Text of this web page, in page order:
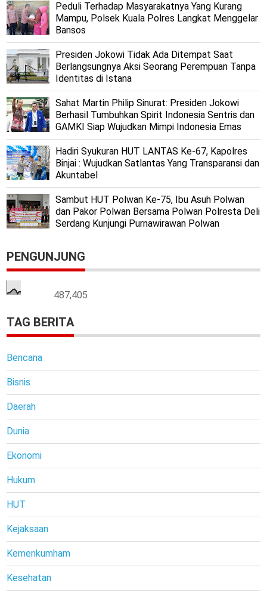
Peduli Terhadap Masyarakatnya Yang Kurang
Mampu, Polsek Kuala Polres Langkat Menggelar
Bansos
Presiden Jokowi Tidak Ada Ditempat Saat
Berlangsungnya Aksi Seorang Perempuan Tanpa
Identitas di Istana
Sahat Martin Philip Sinurat: Presiden Jokowi
Berhasil Tumbuhkan Spirit Indonesia Sentris dan
GAMKI Siap Wujudkan Mimpi Indonesia Emas
Hadiri Syukuran HUT LANTAS Ke-67, Kapolres
Binjai : Wujudkan Satlantas Yang Transparansi dan
Akuntabel
Sambut HUT Polwan Ke-75, Ibu Asuh Polwan
dan Pakor Polwan Bersama Polwan Polresta Deli
Serdang Kunjungi Purnawirawan Polwan
PENGUNJUNG
487,405
TAG BERITA
Bencana
Bisnis
Daerah
Dunia
Ekonomi
Hukum
HUT
Kejaksaan
Kemenkumham
Kesehatan